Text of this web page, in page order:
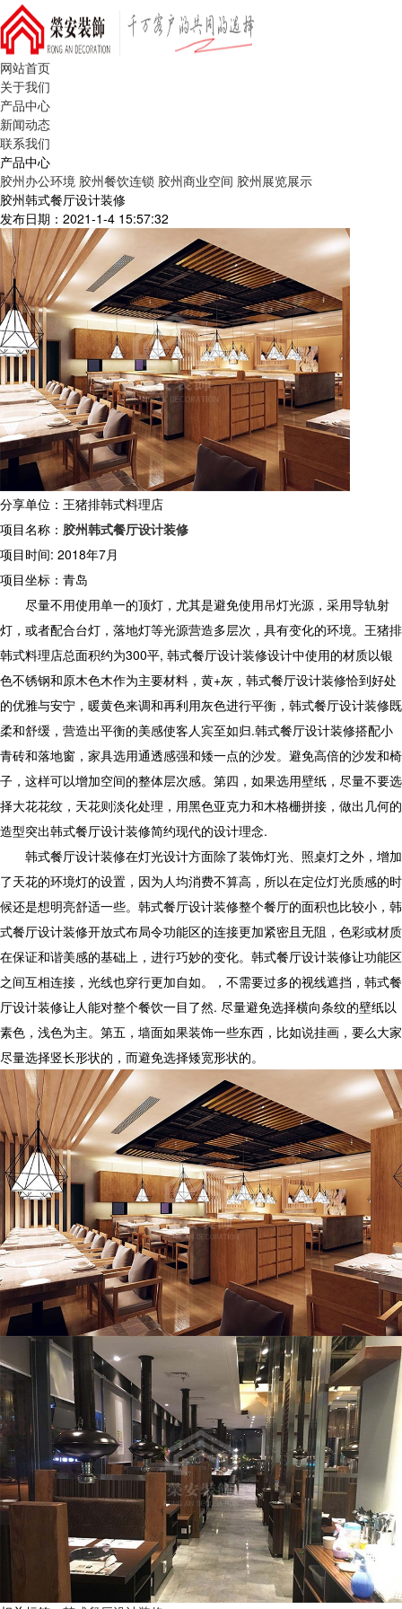
网站首页
关于我们
产品中心
新闻动态
联系我们
产品中心
胶州办公环境 胶州餐饮连锁 胶州商业空间 胶州展览展示
胶州韩式餐厅设计装修
发布日期：2021-1-4 15:57:32
分享单位：王猪排韩式料理店
项目名称： 胶州韩式餐厅设计装修
项目时间: 2018年7月
项目坐标：青岛
尽量不用使用单一的顶灯，尤其是避免使用吊灯光源，采用导轨射
灯，或者配合台灯，落地灯等光源营造多层次，具有变化的环境。王猪排
韩式料理店总面积约为300平, 韩式餐厅设计装修设计中使用的材质以银
色不锈钢和原木色木作为主要材料，黄+灰，韩式餐厅设计装修恰到好处
的优雅与安宁，暖黄色来调和再利用灰色进行平衡，韩式餐厅设计装修既
柔和舒缓，营造出平衡的美感使客人宾至如归.韩式餐厅设计装修搭配小
青砖和落地窗，家具选用通透感强和矮一点的沙发。避免高倍的沙发和椅
子，这样可以增加空间的整体层次感。第四，如果选用壁纸，尽量不要选
择大花花纹，天花则淡化处理，用黑色亚克力和木格栅拼接，做出几何的
造型突出韩式餐厅设计装修简约现代的设计理念.
韩式餐厅设计装修在灯光设计方面除了装饰灯光、照桌灯之外，增加
了天花的环境灯的设置，因为人均消费不算高，所以在定位灯光质感的时
候还是想明亮舒适一些。韩式餐厅设计装修整个餐厅的面积也比较小，韩
式餐厅设计装修开放式布局令功能区的连接更加紧密且无阻，色彩或材质
在保证和谐美感的基础上，进行巧妙的变化。韩式餐厅设计装修让功能区
之间互相连接，光线也穿行更加自如。，不需要过多的视线遮挡，韩式餐
厅设计装修让人能对整个餐饮一目了然. 尽量避免选择横向条纹的壁纸以
素色，浅色为主。第五，墙面如果装饰一些东西，比如说挂画，要么大家
尽量选择竖长形状的，而避免选择矮宽形状的。